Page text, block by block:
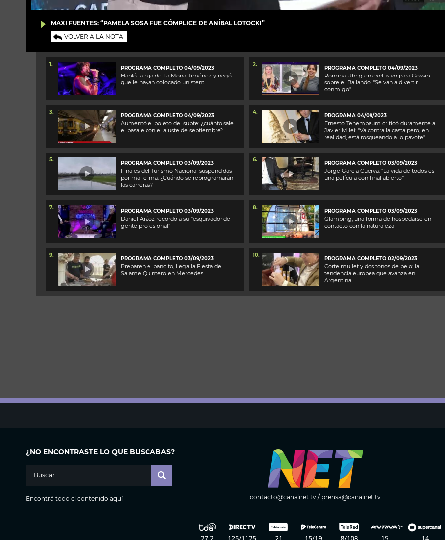
MAXI FUENTES: “PAMELA SOSA FUE CÓMPLICE DE ANÍBAL LOTOCKI”
VOLVER A LA NOTA
1.
PROGRAMA COMPLETO 04/09/2023
Habló la hija de La Mona Jiménez y negó
que le hayan colocado un stent
2.
PROGRAMA COMPLETO 04/09/2023
Romina Uhrig en exclusivo para Gossip
sobre el Bailando: “Se van a divertir
conmigo”
3.
PROGRAMA COMPLETO 04/09/2023
Aumentó el boleto del subte: ¿cuánto sale
el pasaje con el ajuste de septiembre?
4.
PROGRAMA 04/09/2023
Ernesto Tenembaum criticó duramente a
Javier Milei: “Va contra la casta pero, en
realidad, está rosqueando a lo pavote”
5.
PROGRAMA COMPLETO 03/09/2023
Finales del Turismo Nacional suspendidas
por mal clima: ¿Cuándo se reprogramarán
las carreras?
6.
PROGRAMA COMPLETO 03/09/2023
Jorge Garcia Cuerva: “La vida de todos es
una película con final abierto”
7.
PROGRAMA COMPLETO 03/09/2023
Daniel Aráoz recordó a su “esquivador de
gente profesional”
8.
PROGRAMA COMPLETO 03/09/2023
Glamping, una forma de hospedarse en
contacto con la naturaleza
9.
PROGRAMA COMPLETO 03/09/2023
Preparen el pancito, llega la Fiesta del
Salame Quintero en Mercedes
10.
PROGRAMA COMPLETO 02/09/2023
Corte mullet y dos tonos de pelo: la
tendencia europea que avanza en
Argentina
¿NO ENCONTRASTE LO QUE BUSCABAS?
Encontrá todo el contenido aquí contacto@canalnet.tv/ prensa@canalnet.tv